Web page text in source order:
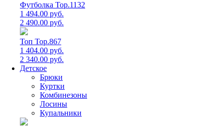
Футболка Top.1132
1 494.00 руб.
2 490.00 руб.
Топ Top.867
1 404.00 руб.
2 340.00 руб.
Детское
Брюки
Куртки
Комбинезоны
Лосины
Купальники